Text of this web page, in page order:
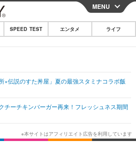
CLOSE
その他
韓国・芸能
グルメ
MENU
SPEED TEST エンタメ ライフ
×伝説のすた丼屋」夏の最強スタミナコラボ飯
チーチキンバーガー再来！フレッシュネス期間